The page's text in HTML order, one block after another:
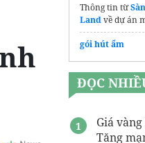
Thông tin từ
Landvề dự án
gói hút ẩm
ĐỌC
Giá
Tăng